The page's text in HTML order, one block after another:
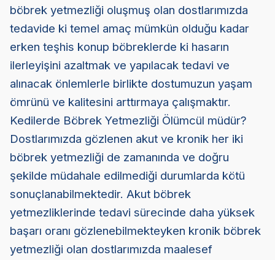
böbrek yetmezliği oluşmuş olan dostlarımızda
tedavide ki temel amaç mümkün olduğu kadar
erken teşhis konup böbreklerde ki hasarın
ilerleyişini azaltmak ve yapılacak tedavi ve
alınacak önlemlerle birlikte dostumuzun yaşam
ömrünü ve kalitesini arttırmaya çalışmaktır.
Kedilerde Böbrek Yetmezliği Ölümcül müdür?
Dostlarımızda gözlenen akut ve kronik her iki
böbrek yetmezliği de zamanında ve doğru
şekilde müdahale edilmediği durumlarda kötü
sonuçlanabilmektedir. Akut böbrek
yetmezliklerinde tedavi sürecinde daha yüksek
başarı oranı gözlenebilmekteyken kronik böbrek
yetmezliği olan dostlarımızda maalesef